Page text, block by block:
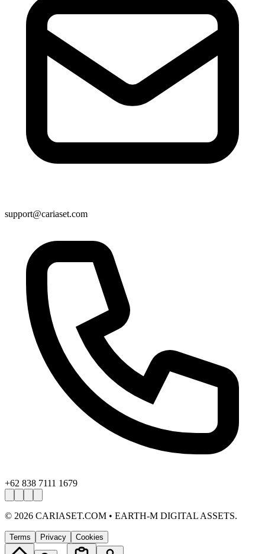
support@cariaset.com
+62 838 7111 1679
© 2026 CARIASET.COM • EARTH-M DIGITAL ASSETS.
Terms Privacy Cookies